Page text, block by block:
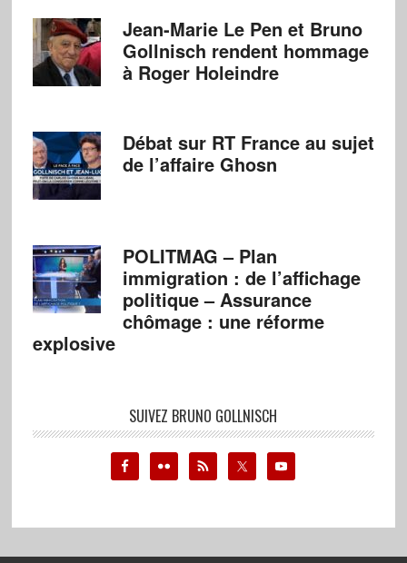
Jean-Marie Le Pen et Bruno
Gollnisch rendent hommage
à Roger Holeindre
Débat sur RT France au sujet
de l’affaire Ghosn
POLITMAG – Plan
immigration : de l’affichage
politique – Assurance
chômage : une réforme
explosive
SUIVEZ BRUNO GOLLNISCH